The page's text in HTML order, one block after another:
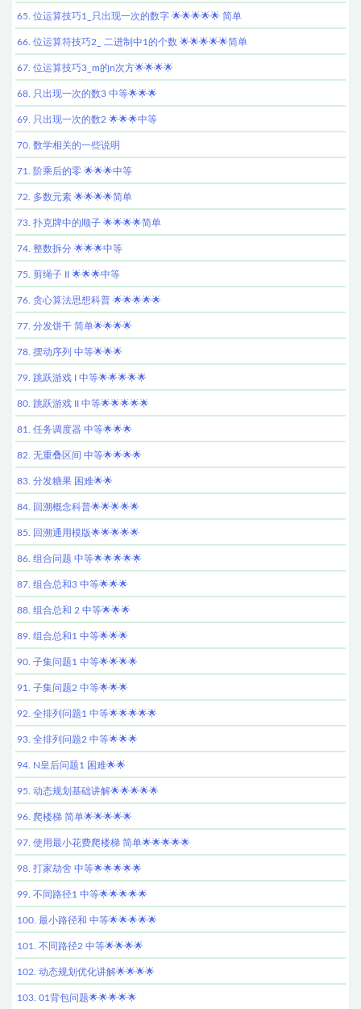
65. 位运算技巧1_只出现一次的数字 🌟🌟🌟🌟🌟 简单
66. 位运算符技巧2_ 二进制中1的个数 🌟🌟🌟🌟🌟简单
67. 位运算技巧3_m的n次方🌟🌟🌟🌟
68. 只出现一次的数3 中等🌟🌟🌟
69. 只出现一次的数2 🌟🌟🌟中等
70. 数学相关的一些说明
71. 阶乘后的零 🌟🌟🌟中等
72. 多数元素 🌟🌟🌟🌟简单
73. 扑克牌中的顺子 🌟🌟🌟🌟简单
74. 整数拆分 🌟🌟🌟中等
75. 剪绳子 II 🌟🌟🌟中等
76. 贪心算法思想科普 🌟🌟🌟🌟🌟
77. 分发饼干 简单🌟🌟🌟🌟
78. 摆动序列 中等🌟🌟🌟
79. 跳跃游戏 I 中等🌟🌟🌟🌟🌟
80. 跳跃游戏 II 中等🌟🌟🌟🌟🌟
81. 任务调度器 中等🌟🌟🌟
82. 无重叠区间 中等🌟🌟🌟🌟
83. 分发糖果 困难🌟🌟
84. 回溯概念科普🌟🌟🌟🌟🌟
85. 回溯通用模版🌟🌟🌟🌟🌟
86. 组合问题 中等🌟🌟🌟🌟🌟
87. 组合总和3 中等🌟🌟🌟
88. 组合总和 2 中等🌟🌟🌟
89. 组合总和1 中等🌟🌟🌟
90. 子集问题1 中等🌟🌟🌟🌟
91. 子集问题2 中等🌟🌟🌟
92. 全排列问题1 中等🌟🌟🌟🌟🌟
93. 全排列问题2 中等🌟🌟🌟
94. N皇后问题1 困难🌟🌟
95. 动态规划基础讲解🌟🌟🌟🌟🌟
96. 爬楼梯 简单🌟🌟🌟🌟🌟
97. 使用最小花费爬楼梯 简单🌟🌟🌟🌟🌟
98. 打家劫舍 中等🌟🌟🌟🌟🌟
99. 不同路径1 中等🌟🌟🌟🌟🌟
100. 最小路径和 中等🌟🌟🌟🌟🌟
101. 不同路径2 中等🌟🌟🌟🌟
102. 动态规划优化讲解🌟🌟🌟🌟
103. 01背包问题🌟🌟🌟🌟🌟